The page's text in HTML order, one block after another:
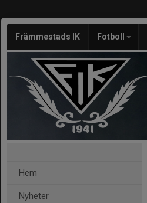
Främmestads IK Fotboll
Hem
Nyheter